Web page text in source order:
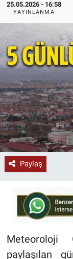
25.05.2026 - 16:58
YAYINLANMA
Paylaş
Meteoroloji
paylaşılan
SPOR
YAŞAM
RESMİ İLAN